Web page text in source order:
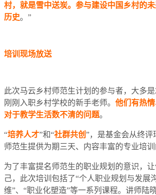
村，就是雪中送炭。参与建设中国乡村的
历史。”
培训现场放送
此次马云乡村师范生计划的参与者，大多是
刚刚入职乡村学校的新手老师。 他们有热
对于教学生活数不清的问题。
“培养人才”和“社群共创 ”，是基金会从终评
师范生提供为期三天、内容丰富的专业培训
为了丰富提名师范生的职业规划的意识，
己，此次培训包括了“个人职业规划与发展
维”、“职业化塑造”等一系列课程。讲师陆